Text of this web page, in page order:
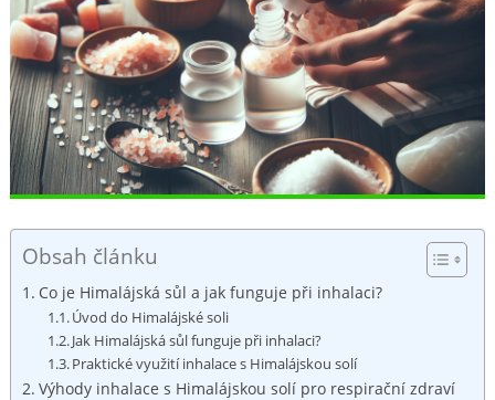
Obsah článku
Co je Himalájská sůl a jak funguje při inhalaci?
Úvod do Himalájské soli
Jak‍ Himalájská‌ sůl funguje při inhalaci?
Praktické využití inhalace s Himalájskou solí
Výhody inhalace⁣ s Himalájskou solí pro respirační zdraví